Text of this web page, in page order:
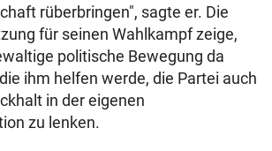
rüberbringen", sagte er. Die
für seinen Wahlkampf zeige,
politische Bewegung da
ihm helfen werde, die Partei auch
in der eigenen
zu lenken.